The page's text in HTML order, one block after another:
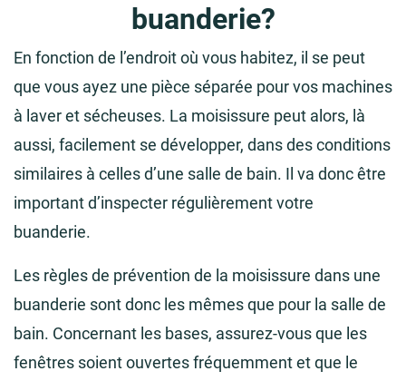
buanderie?
En fonction de l’endroit où vous habitez, il se peut
que vous ayez une pièce séparée pour vos machines
à laver et sécheuses. La moisissure peut alors, là
aussi, facilement se développer, dans des conditions
similaires à celles d’une salle de bain. Il va donc être
important d’inspecter régulièrement votre
buanderie.
Les règles de prévention de la moisissure dans une
buanderie sont donc les mêmes que pour la salle de
bain. Concernant les bases, assurez-vous que les
fenêtres soient ouvertes fréquemment et que le